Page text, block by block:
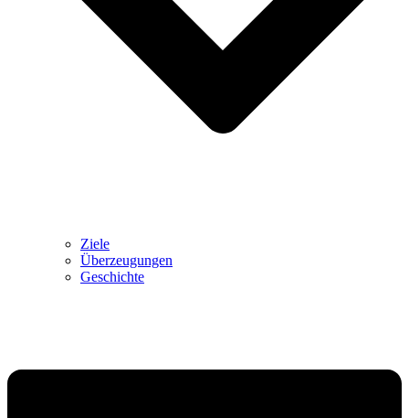
Ziele
Überzeugungen
Geschichte